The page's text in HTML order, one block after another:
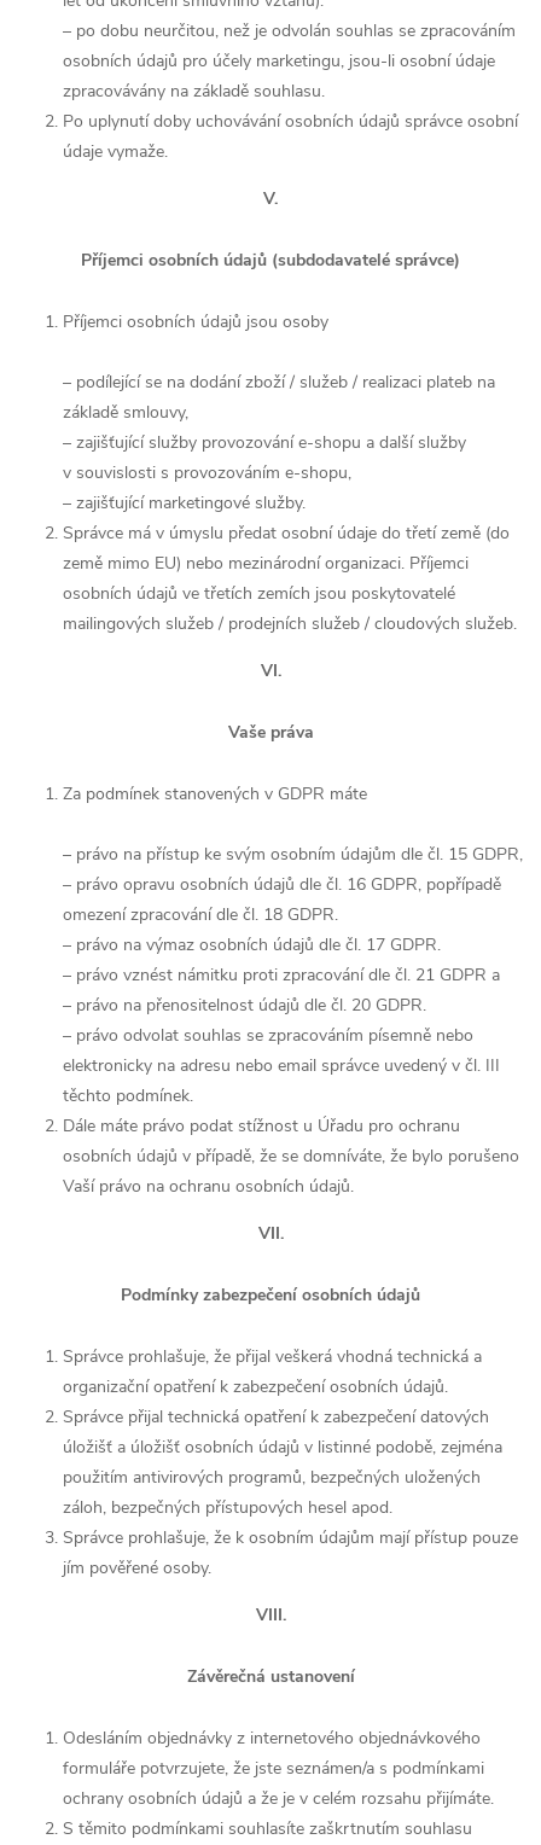
– po dobu neurčitou, než je odvolán souhlas se zpracováním
osobních údajů pro účely marketingu, jsou-li osobní údaje
zpracovávány na základě souhlasu.
Po uplynutí doby uchovávání osobních údajů správce osobní
údaje vymaže.
V.
Příjemci osobních údajů (subdodavatelé správce)
Příjemci osobních údajů jsou osoby
– podílející se na dodání zboží / služeb / realizaci plateb na
základě smlouvy,
– zajišťující služby provozování e-shopu a další služby
v souvislosti s provozováním e-shopu,
– zajišťující marketingové služby.
Správce má v úmyslu předat osobní údaje do třetí země (do
země mimo EU) nebo mezinárodní organizaci. Příjemci
osobních údajů ve třetích zemích jsou poskytovatelé
mailingových služeb / prodejních služeb / cloudových služeb.
VI.
Vaše práva
Za podmínek stanovených v GDPR máte
– právo na přístup ke svým osobním údajům dle čl. 15 GDPR,
– právo opravu osobních údajů dle čl. 16 GDPR, popřípadě
omezení zpracování dle čl. 18 GDPR.
– právo na výmaz osobních údajů dle čl. 17 GDPR.
– právo vznést námitku proti zpracování dle čl. 21 GDPR a
– právo na přenositelnost údajů dle čl. 20 GDPR.
– právo odvolat souhlas se zpracováním písemně nebo
elektronicky na adresu nebo email správce uvedený v čl. III
těchto podmínek.
Dále máte právo podat stížnost u Úřadu pro ochranu
osobních údajů v případě, že se domníváte, že bylo porušeno
Vaší právo na ochranu osobních údajů.
VII.
Podmínky zabezpečení osobních údajů
Správce prohlašuje, že přijal veškerá vhodná technická a
organizační opatření k zabezpečení osobních údajů.
Správce přijal technická opatření k zabezpečení datových
úložišť a úložišť osobních údajů v listinné podobě, zejména
použitím antivirových programů, bezpečných uložených
záloh, bezpečných přístupových hesel apod.
Správce prohlašuje, že k osobním údajům mají přístup pouze
jím pověřené osoby.
VIII.
Závěrečná ustanovení
Odesláním objednávky z internetového objednávkového
formuláře potvrzujete, že jste seznámen/a s podmínkami
ochrany osobních údajů a že je v celém rozsahu přijímáte.
S těmito podmínkami souhlasíte zaškrtnutím souhlasu